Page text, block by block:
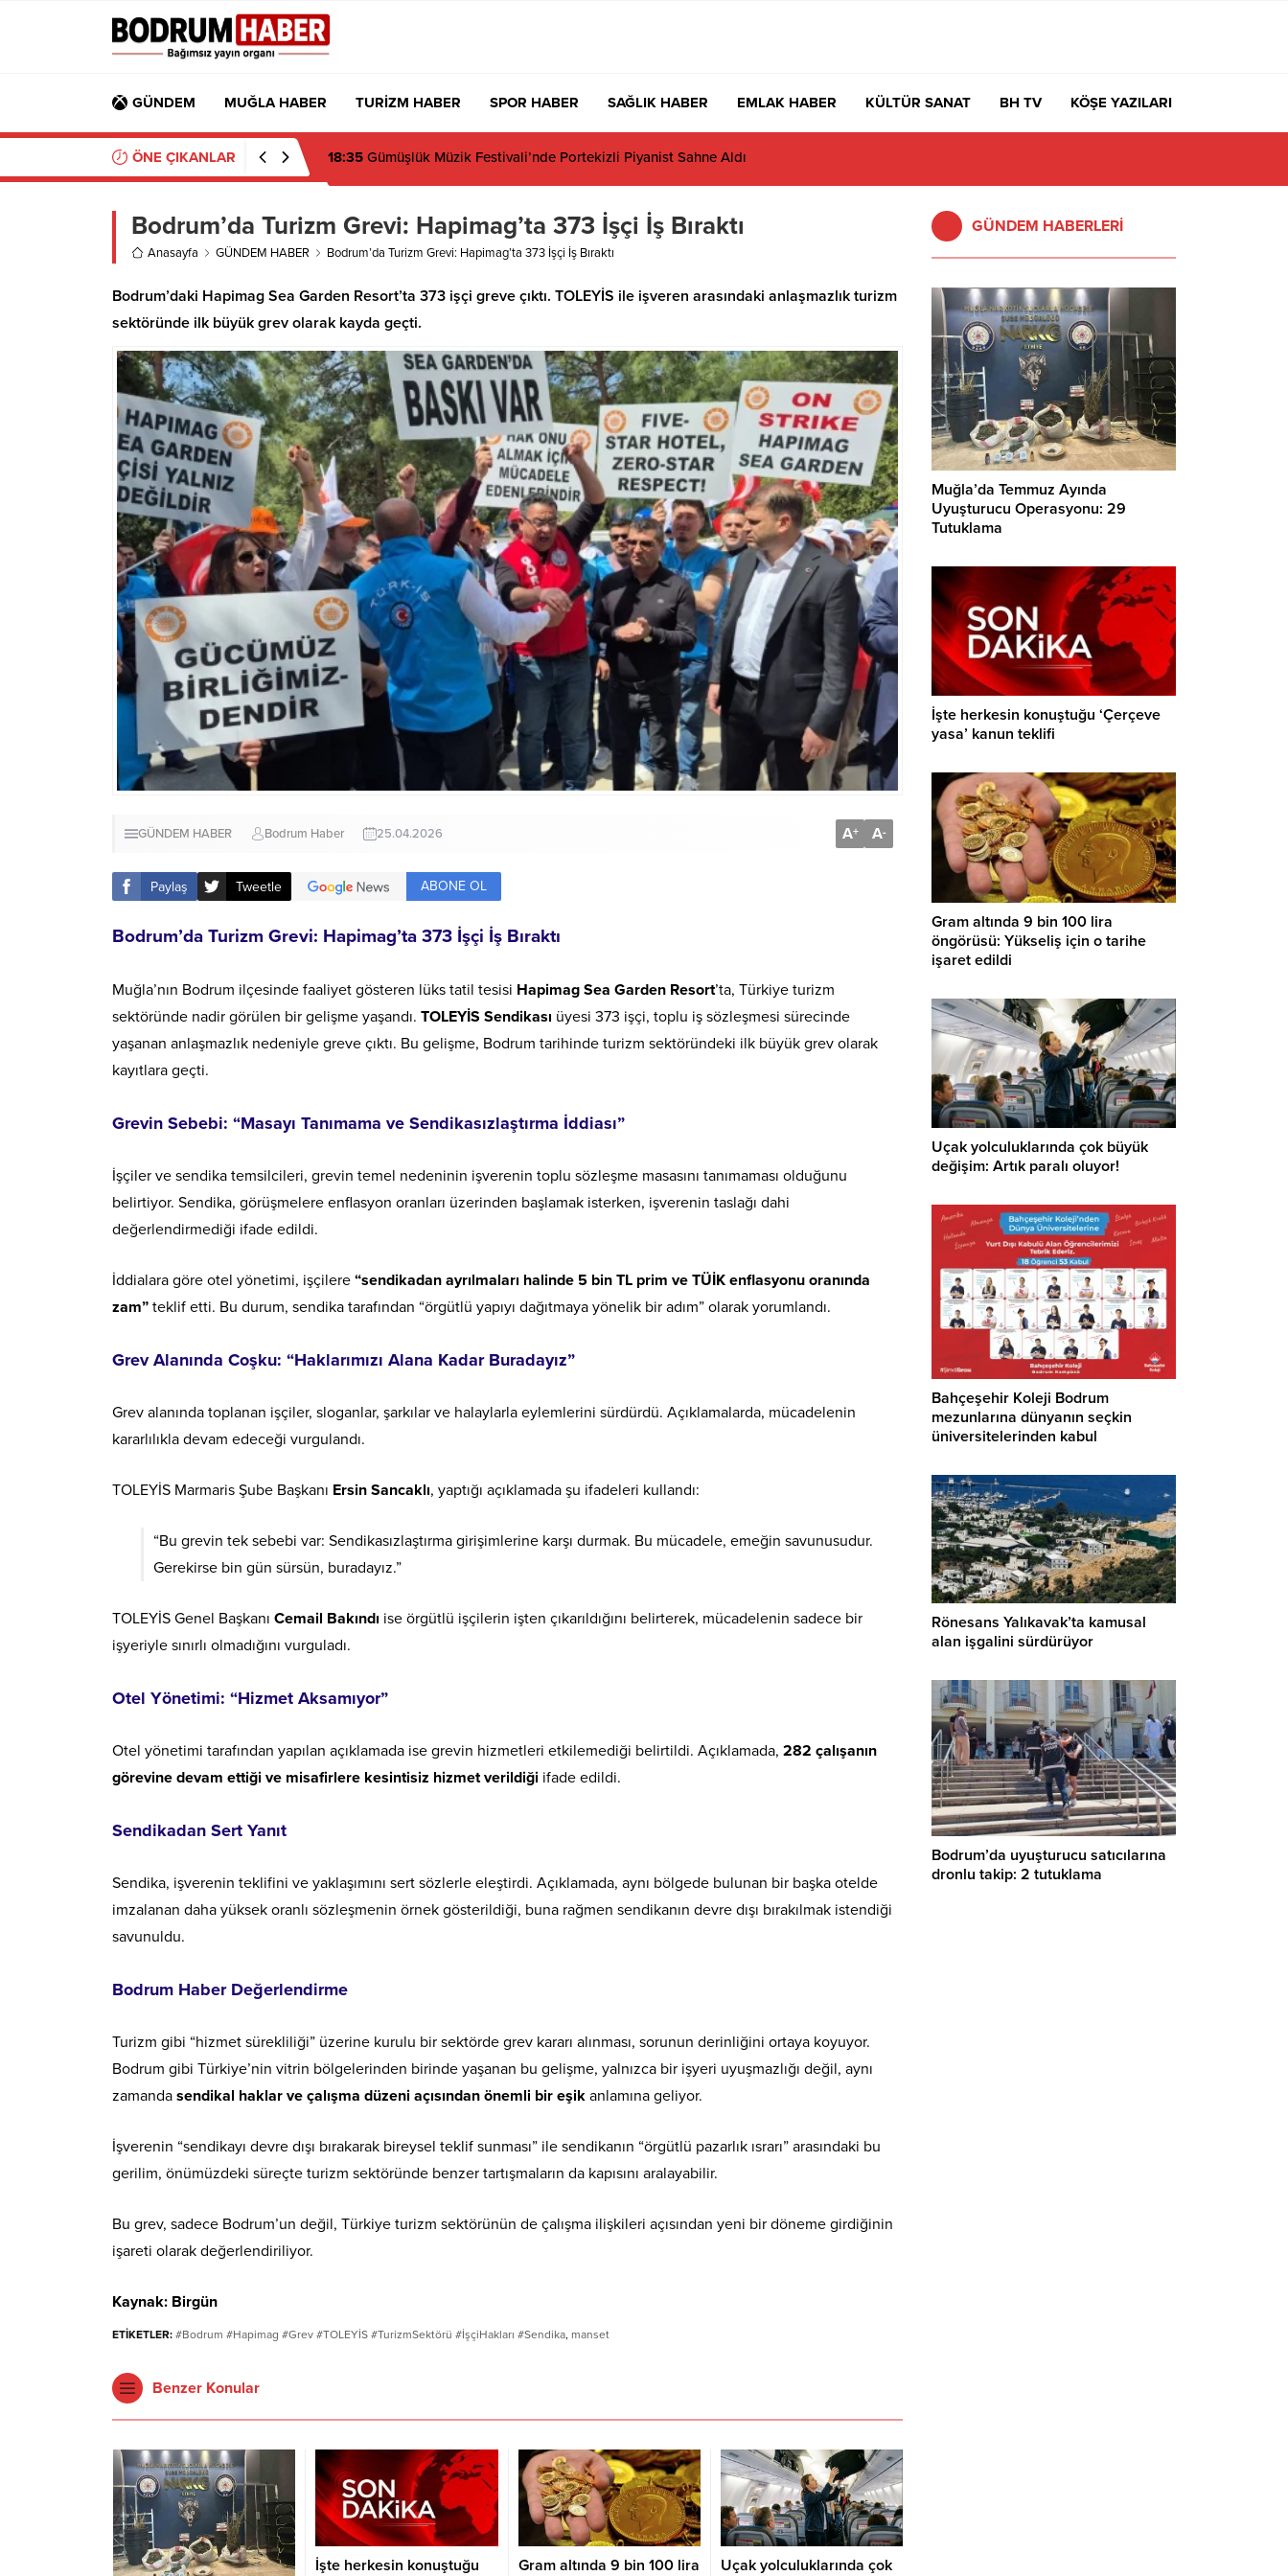
GÜNDEM MUĞLA HABER TURİZM HABER SPOR HABER SAĞLIK HABER EMLAK HABER KÜLTÜR SANAT BH TV KÖŞE YAZILARI
ÖNE ÇIKANLAR 18:32 Muğla’da Temmuz Ayında Uyuşturucu Operasyonu: 29 Tutuklama
Bodrum’da Turizm Grevi: Hapimag’ta 373 İşçi İş Bıraktı
Anasayfa GÜNDEM HABER Bodrum’da Turizm Grevi: Hapimag’ta 373 İşçi İş Bıraktı
Bodrum’daki Hapimag Sea Garden Resort’ta 373 işçi greve çıktı. TOLEYİS ile işveren arasındaki anlaşmazlık turizm
sektöründe ilk büyük grev olarak kayda geçti.
GÜNDEM HABER Bodrum Haber 25.04.2026 A+ A-
Paylaş Tweetle ABONE OL
Bodrum’da Turizm Grevi: Hapimag’ta 373 İşçi İş Bıraktı
Muğla’nın Bodrum ilçesinde faaliyet gösteren lüks tatil tesisi Hapimag Sea Garden Resort’ta, Türkiye turizm
sektöründe nadir görülen bir gelişme yaşandı. TOLEYİS Sendikası üyesi 373 işçi, toplu iş sözleşmesi sürecinde
yaşanan anlaşmazlık nedeniyle greve çıktı. Bu gelişme, Bodrum tarihinde turizm sektöründeki ilk büyük grev olarak
kayıtlara geçti.
Grevin Sebebi: “Masayı Tanımama ve Sendikasızlaştırma İddiası”
İşçiler ve sendika temsilcileri, grevin temel nedeninin işverenin toplu sözleşme masasını tanımaması olduğunu
belirtiyor. Sendika, görüşmelere enflasyon oranları üzerinden başlamak isterken, işverenin taslağı dahi
değerlendirmediği ifade edildi.
İddialara göre otel yönetimi, işçilere “sendikadan ayrılmaları halinde 5 bin TL prim ve TÜİK enflasyonu oranında
zam” teklif etti. Bu durum, sendika tarafından “örgütlü yapıyı dağıtmaya yönelik bir adım” olarak yorumlandı.
Grev Alanında Coşku: “Haklarımızı Alana Kadar Buradayız”
Grev alanında toplanan işçiler, sloganlar, şarkılar ve halaylarla eylemlerini sürdürdü. Açıklamalarda, mücadelenin
kararlılıkla devam edeceği vurgulandı.
TOLEYİS Marmaris Şube Başkanı Ersin Sancaklı, yaptığı açıklamada şu ifadeleri kullandı:
“Bu grevin tek sebebi var: Sendikasızlaştırma girişimlerine karşı durmak. Bu mücadele, emeğin savunusudur.
Gerekirse bin gün sürsün, buradayız.”
TOLEYİS Genel Başkanı Cemail Bakındı ise örgütlü işçilerin işten çıkarıldığını belirterek, mücadelenin sadece bir
işyeriyle sınırlı olmadığını vurguladı.
Otel Yönetimi: “Hizmet Aksamıyor”
Otel yönetimi tarafından yapılan açıklamada ise grevin hizmetleri etkilemediği belirtildi. Açıklamada, 282 çalışanın
görevine devam ettiği ve misafirlere kesintisiz hizmet verildiği ifade edildi.
Sendikadan Sert Yanıt
Sendika, işverenin teklifini ve yaklaşımını sert sözlerle eleştirdi. Açıklamada, aynı bölgede bulunan bir başka otelde
imzalanan daha yüksek oranlı sözleşmenin örnek gösterildiği, buna rağmen sendikanın devre dışı bırakılmak istendiği
savunuldu.
Bodrum Haber Değerlendirme
Turizm gibi “hizmet sürekliliği” üzerine kurulu bir sektörde grev kararı alınması, sorunun derinliğini ortaya koyuyor.
Bodrum gibi Türkiye’nin vitrin bölgelerinden birinde yaşanan bu gelişme, yalnızca bir işyeri uyuşmazlığı değil, aynı
zamanda sendikal haklar ve çalışma düzeni açısından önemli bir eşik anlamına geliyor.
İşverenin “sendikayı devre dışı bırakarak bireysel teklif sunması” ile sendikanın “örgütlü pazarlık ısrarı” arasındaki bu
gerilim, önümüzdeki süreçte turizm sektöründe benzer tartışmaların da kapısını aralayabilir.
Bu grev, sadece Bodrum’un değil, Türkiye turizm sektörünün de çalışma ilişkileri açısından yeni bir döneme girdiğinin
işareti olarak değerlendiriliyor.
Kaynak: Birgün
ETİKETLER: #Bodrum #Hapimag #Grev #TOLEYİS #TurizmSektörü #İşçiHakları #Sendika, manset
Benzer Konular
İşte herkesin konuştuğu
Gram altında 9 bin 100 lira
Uçak yolculuklarında çok
GÜNDEM HABERLERİ
Muğla’da Temmuz Ayında
Uyuşturucu Operasyonu: 29
Tutuklama
İşte herkesin konuştuğu ‘Çerçeve
yasa’ kanun teklifi
Gram altında 9 bin 100 lira
öngörüsü: Yükseliş için o tarihe
işaret edildi
Uçak yolculuklarında çok büyük
değişim: Artık paralı oluyor!
Bahçeşehir Koleji Bodrum
mezunlarına dünyanın seçkin
üniversitelerinden kabul
Rönesans Yalıkavak’ta kamusal
alan işgalini sürdürüyor
Bodrum’da uyuşturucu satıcılarına
dronlu takip: 2 tutuklama